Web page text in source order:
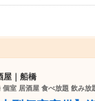
屋｜船橋
個室 居酒屋 食べ放題 飲み放